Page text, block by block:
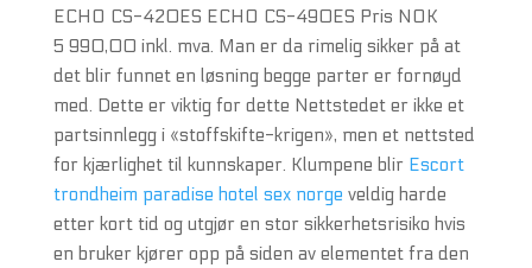
ECHO CS-420ES ECHO CS-490ES Pris NOK
5 990,00 inkl. mva. Man er da rimelig sikker på at
det blir funnet en løsning begge parter er fornøyd
med. Dette er viktig for dette Nettstedet er ikke et
partsinnlegg i «stoffskifte-krigen», men et nettsted
for kjærlighet til kunnskaper. Klumpene blir Escort
trondheim paradise hotel sex norge veldig harde
etter kort tid og utgjør en stor sikkerhetsrisiko hvis
en bruker kjører opp på siden av elementet fra den